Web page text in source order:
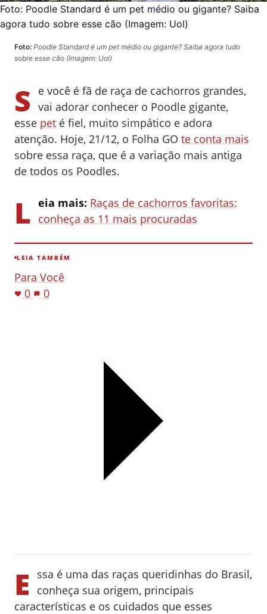
Foto: Poodle Standard é um pet médio ou gigante? Saiba
agora tudo sobre esse cão (Imagem: Uol)
Foto: Poodle Standard é um pet médio ou gigante? Saiba agora tudo
sobre esse cão (Imagem: Uol)
S
e você é fã de raça de cachorros grandes,
vai adorar conhecer o Poodle gigante,
esse pet é fiel, muito simpático e adora
atenção. Hoje, 21/12, o Folha GO te conta mais
sobre essa raça, que é a variação mais antiga
de todos os Poodles.
L eia mais: Raças de cachorros favoritas:
conheça as 11 mais procuradas
LEIA TAMBÉM
Para Você
0
0
E
ssa é uma das raças queridinhas do Brasil,
conheça sua origem, principais
características e os cuidados que esses